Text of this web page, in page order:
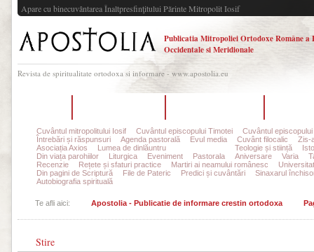
Apare cu binecuvântarea Înaltpresfinţitului Părinte Mitropolit Iosif
Publicatia Mitropoliei Ortodoxe Române a
Occidentale si Meridionale
Revista de spiritualitate ortodoxa si informare - www.apostolia.eu
Cuvântul mitropolitului Iosif Cuvântul episcopului Timotei
Cuvântul episcopului
Întrebări și răspunsuri
Agenda pastorală Evul media Cuvânt filocalic
Zis-
Asociația Axios
Lumea de dinlăuntru Teologie și stiință
Din viața parohiilor
Liturgica Eveniment Pastorala Aniversare Varia
Recenzie
Rețete și sfaturi practice Martiri ai neamului românesc
Din pagini de Scriptură
File de Pateric Predici și cuvântări
Sinaxarul
Autobiografia spirituală
Te afli aici: Apostolia - Publicatie de informare crestin ortodoxa
Stire